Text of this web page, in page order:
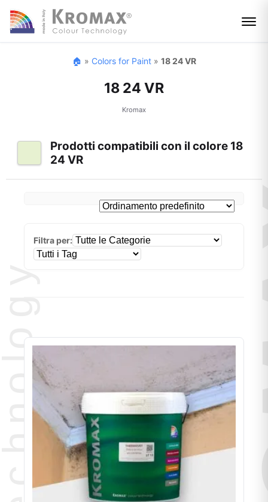
🏠 » Colors for Paint» 18 24 VR
18 24 VR
Kromax
Prodotti compatibili con il colore 18
24 VR
Filtra per: